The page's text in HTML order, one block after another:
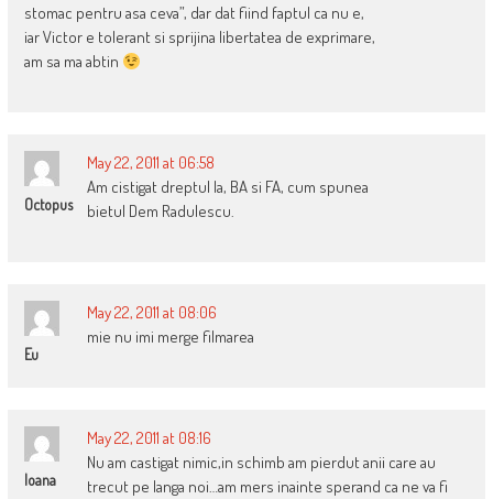
stomac pentru asa ceva”, dar dat fiind faptul ca nu e,
iar Victor e tolerant si sprijina libertatea de exprimare,
am sa ma abtin
Octopus
May 22, 2011 at 06:58
Am cistigat dreptul la, BA si FA, cum spunea
bietul Dem Radulescu.
Eu
May 22, 2011 at 08:06
mie nu imi merge filmarea
Ioana
May 22, 2011 at 08:16
Nu am castigat nimic,in schimb am pierdut anii care au
trecut pe langa noi…am mers inainte sperand ca ne va fi